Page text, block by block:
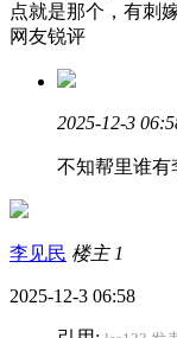
点就是那个，有刺
网友锐评
2025-12-3
不知帮里谁有
李见民 楼主 1
2025-12-3 06:58